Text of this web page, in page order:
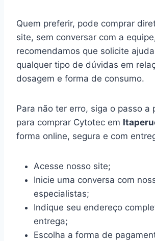
Quem preferir, pode comprar
site, sem conversar com a
recomendamos que solicite
qualquer tipo de dúvidas em
dosagem e forma de consumo.
Para não ter erro, siga o passo a
para comprar Cytotec em
forma online, segura e com
Acesse nosso site;
Inicie uma conversa com
especialistas;
Indique seu endereço
entrega;
Escolha a forma de